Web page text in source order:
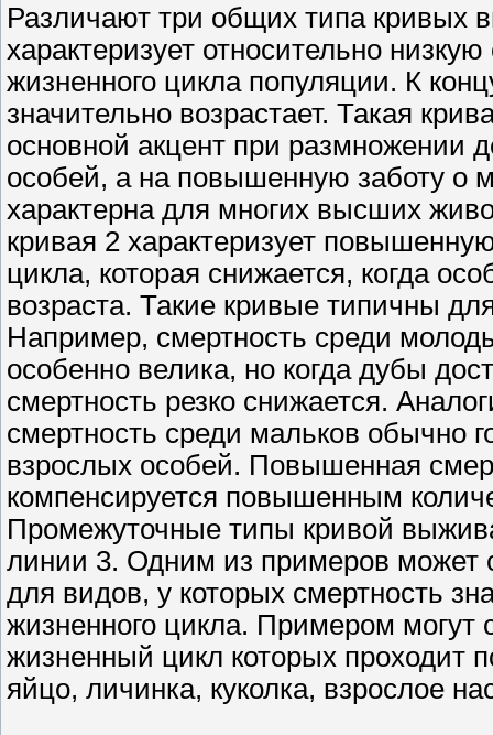
Различают три общих типа кривых
характеризует относительно
жизненного цикла популяции. К
значительно возрастает. Такая
основной акцент при размножении
особей, а на повышенную заботу о
характерна для многих высших
кривая 2 характеризует
цикла, которая снижается, когда
возраста. Такие кривые типичны
Например, смертность среди
особенно велика, но когда дубы
смертность резко снижается.
смертность среди мальков обычно
взрослых особей. Повышенная
компенсируется повышенным
Промежуточные типы кривой
линии 3. Одним из примеров может
для видов, у которых смертность
жизненного цикла. Примером
жизненный цикл которых проходит
яйцо, личинка, куколка, взрослое